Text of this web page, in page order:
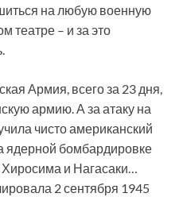
на любую военную
театре – и за это
Армия, всего за 23 дня,
армию. А за атаку на
чисто американский
ядерной бомбардировке
и Нагасаки…
2 сентября 1945